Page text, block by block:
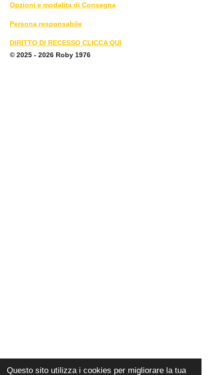
Questo sito utilizza i cookies per migliorare la tua
Opzioni e modalita di Consegna
Persona responsabile
DIRITTO DI RECESSO CLICCA QUI
© 2025 - 2026 Roby 1976